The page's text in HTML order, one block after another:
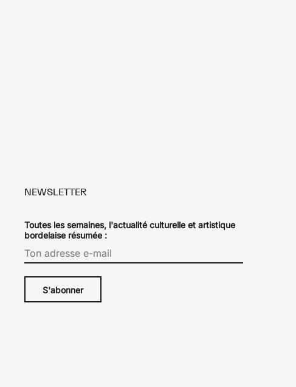
NEWSLETTER
Toutes les semaines, l'actualité culturelle et artistique
bordelaise résumée :